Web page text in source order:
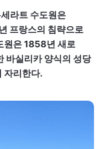
라트 수도원은
프랑스의 침략으로
원은 1858년 새로
바실리카 양식의 성당
자리한다.